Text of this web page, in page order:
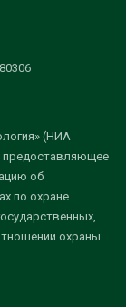
(НИА
предоставляющее
об
по охране
охраны